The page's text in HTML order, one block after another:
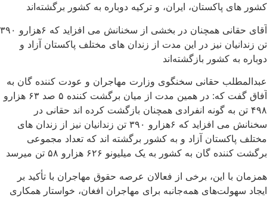
کشور های پاکستان، ایران، و ترکیه دوباره به کشور برگشته‌اند
آقای حقانی همچنان در بخشی از سخنانش می افزاید که ۶هزارو ۳۹۰
تن زندانیان نیز در این مدت از زندان های مختلف پاکستان آزاد و
دوباره به کشور بازگشته‌اند
عبدالمطلب حقانی سخنگوی وزارت مهاجران و عودت کننده گان به
آفاق گفت که: در همین مدت از میان برگشت کننده ۵ صد ۶۳ هزارو
۴۹۸ تن به گونه انفرادی همچنان بازگشت کرده اند حقانی در
سخنانش می افزاید که ۶هزارو ۳۹۰ تن زندانیان نیز از زندان های
مختلف پاکستان آزاد و به کشور برگشته اند که تعداد مجموعی
برگشت کننده گان به کشور به یک میلیونو ۶۲۶ هزارو ۵۸ تن میرسد
همزمان با این، برخی از فعالان عرصه حقوق مهاجران با تأکید بر
ایجاد سهولت‌های همه‌جانبه برای مهاجران افغان، خواستار همکاری